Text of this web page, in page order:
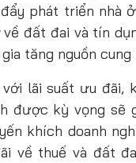
phát triển nhà
đất đai và tín
tăng nguồn cung
lãi suất ưu đãi,
được kỳ vọng sẽ
khích doanh
về thuế và đất